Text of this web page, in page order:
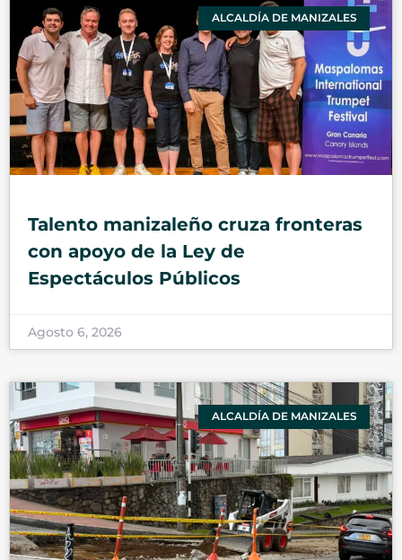
ALCALDÍA DE MANIZALES
Talento manizaleño cruza fronteras
con apoyo de la Ley de
Espectáculos Públicos
Agosto 6, 2026
ALCALDÍA DE MANIZALES